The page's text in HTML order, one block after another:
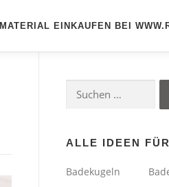
MATERIAL EINKAUFEN BEI
Suchen
nach:
ALLE IDEEN
Badekugeln